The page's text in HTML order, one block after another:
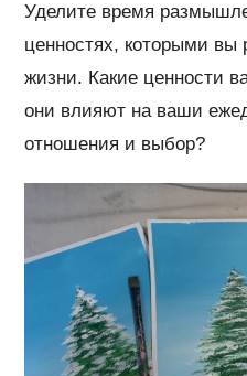
Уделите время
ценностях, которыми вы
жизни. Какие ценности
они влияют на ваши
отношения и выбор?